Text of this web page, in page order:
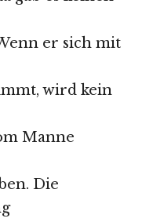
er sich mit
wird kein
Manne
Die